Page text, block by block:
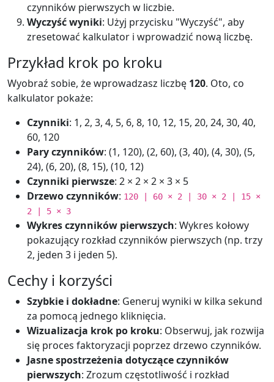
czynników pierwszych w liczbie.
Wyczyść wyniki: Użyj przycisku "Wyczyść", aby
zresetować kalkulator i wprowadzić nową liczbę.
Przykład krok po kroku
Wyobraź sobie, że wprowadzasz liczbę 120. Oto, co
kalkulator pokaże:
Czynniki: 1, 2, 3, 4, 5, 6, 8, 10, 12, 15, 20, 24, 30, 40,
60, 120
Pary czynników: (1, 120), (2, 60), (3, 40), (4, 30), (5,
24), (6, 20), (8, 15), (10, 12)
Czynniki pierwsze: 2 × 2 × 2 × 3 × 5
Drzewo czynników: 120 | 60 × 2 | 30 × 2 | 15 ×
2 | 5 × 3
Wykres czynników pierwszych: Wykres kołowy
pokazujący rozkład czynników pierwszych (np. trzy
2, jeden 3 i jeden 5).
Cechy i korzyści
Szybkie i dokładne: Generuj wyniki w kilka sekund
za pomocą jednego kliknięcia.
Wizualizacja krok po kroku: Obserwuj, jak rozwija
się proces faktoryzacji poprzez drzewo czynników.
Jasne spostrzeżenia dotyczące czynników
pierwszych: Zrozum częstotliwość i rozkład